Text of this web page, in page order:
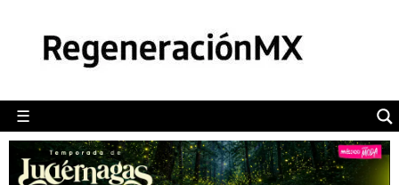
☰
POLÍTICA
CAMALEÓN
OPINIÓN